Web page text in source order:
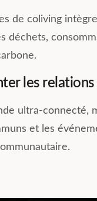
de coliving
déchets,
les relations
ultra-connecté,
et les